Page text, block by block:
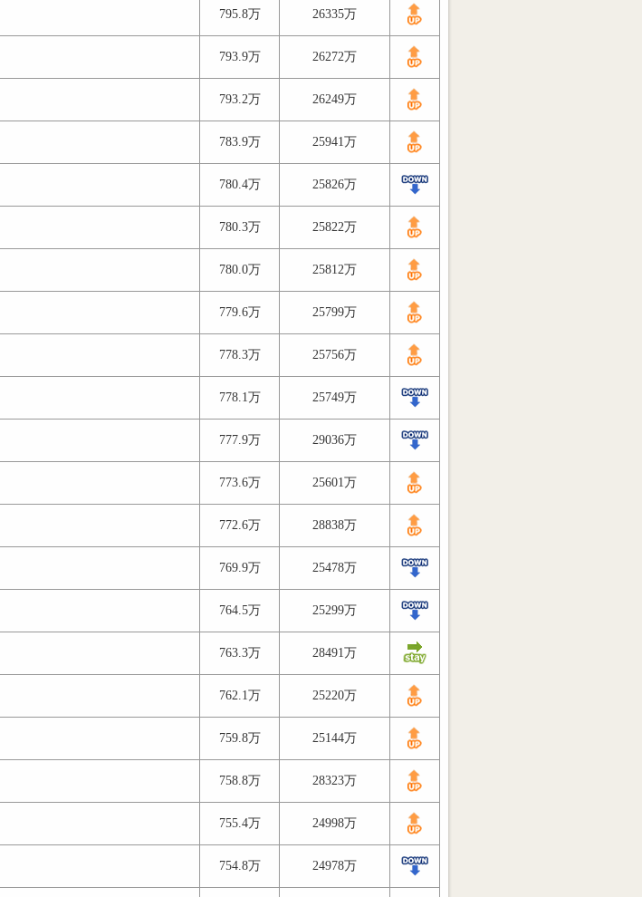
795.8万 26335万
793.9万 26272万
793.2万 26249万
783.9万 25941万
780.4万 25826万
780.3万 25822万
780.0万 25812万
779.6万 25799万
778.3万 25756万
778.1万 25749万
777.9万 29036万
773.6万 25601万
772.6万 28838万
769.9万 25478万
764.5万 25299万
763.3万 28491万
762.1万 25220万
759.8万 25144万
758.8万 28323万
755.4万 24998万
754.8万 24978万